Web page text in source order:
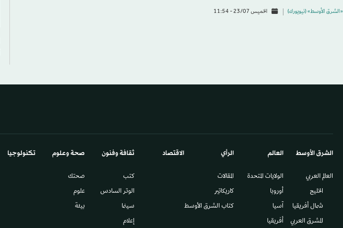
«الشرق الأوسط» (نيويورك) الخميس 23/07 - 11:54
الشرق الأوسط​
العالم العربي
الخليج
شمال أفريقيا
المشرق العربي
العالم
الولايات المتحدة
أوروبا
آسيا
أفريقيا
الرأي
المقالات
كاريكاتير
كتاب الشرق الأوسط
الاقتصاد ثقافة وفنون
كتب
الوتر السادس​
سينما
إعلام
صحة وعلوم
صحتك
علوم
بيئة
تكنولوجيا